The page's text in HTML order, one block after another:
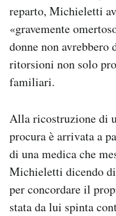
reparto, Michieletti
«gravemente
donne non avrebbero
ritorsioni non solo
familiari.
Alla ricostruzione di
procura è arrivata a
di una medica che
Michieletti dicendo di
per concordare il
stata da lui spinta